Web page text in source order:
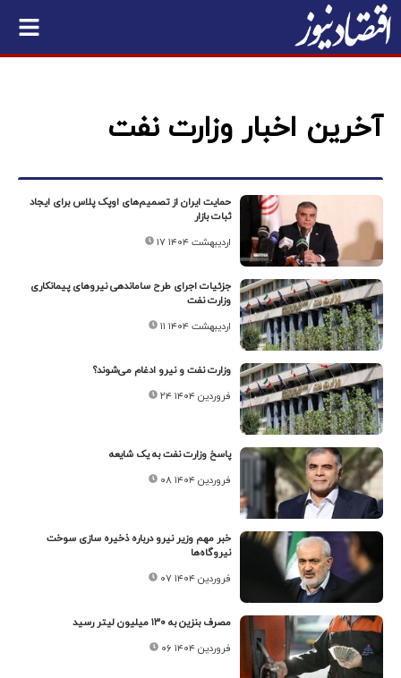
آخرین اخبار وزارت نفت
حمایت ایران از تصمیم‌های اوپک پلاس برای ایجاد
ثبات بازار
۱۷ اردیبهشت ۱۴۰۴
جزئیات اجرای طرح ساماندهی نیروهای پیمانکاری
وزارت نفت
۱۱ اردیبهشت ۱۴۰۴
وزارت نفت و نیرو ادغام می‌شوند؟
۲۴ فروردین ۱۴۰۴
پاسخ وزارت نفت به یک شایعه
۰۸ فروردین ۱۴۰۴
خبر مهم وزیر نیرو درباره ذخیره سازی سوخت
نیروگاه‌ها
۰۷ فروردین ۱۴۰۴
مصرف بنزین به ۱۳۰ میلیون لیتر رسید
۰۶ فروردین ۱۴۰۴